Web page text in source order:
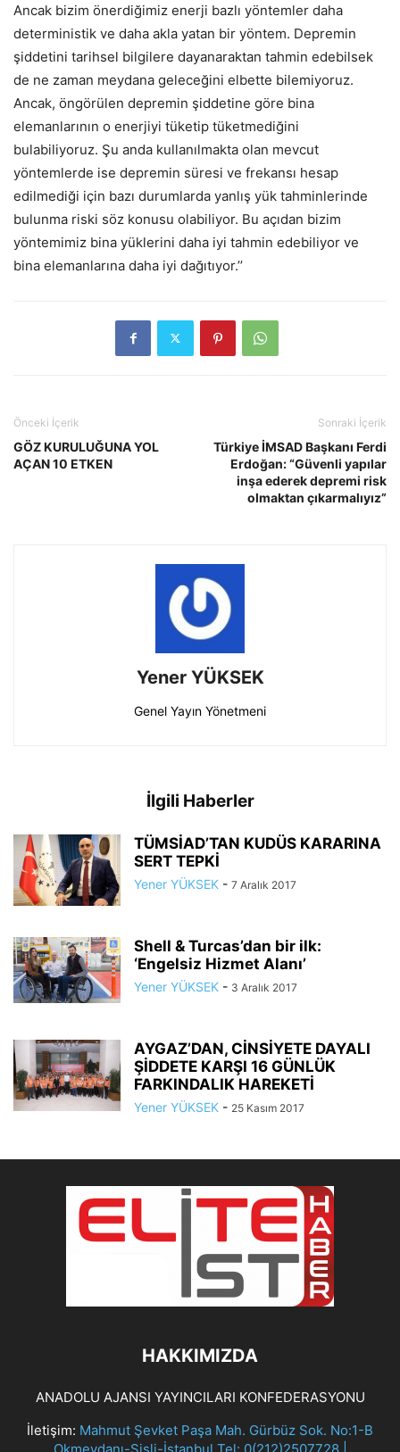
Ancak bizim önerdiğimiz enerji bazlı yöntemler daha
deterministik ve daha akla yatan bir yöntem. Depremin
şiddetini tarihsel bilgilere dayanaraktan tahmin edebilsek
de ne zaman meydana geleceğini elbette bilemiyoruz.
Ancak, öngörülen depremin şiddetine göre bina
elemanlarının o enerjiyi tüketip tüketmediğini
bulabiliyoruz. Şu anda kullanılmakta olan mevcut
yöntemlerde ise depremin süresi ve frekansı hesap
edilmediği için bazı durumlarda yanlış yük tahminlerinde
bulunma riski söz konusu olabiliyor. Bu açıdan bizim
yöntemimiz bina yüklerini daha iyi tahmin edebiliyor ve
bina elemanlarına daha iyi dağıtıyor.’’
Önceki İçerik
GÖZ KURULUĞUNA YOL
AÇAN 10 ETKEN
Sonraki İçerik
Türkiye İMSAD Başkanı Ferdi
Erdoğan: “Güvenli yapılar
inşa ederek depremi risk
olmaktan çıkarmalıyız”
Yener YÜKSEK
Genel Yayın Yönetmeni
İlgili Haberler
TÜMSİAD’TAN KUDÜS KARARINA
SERT TEPKİ
Yener YÜKSEK - 7 Aralık 2017
Shell & Turcas’dan bir ilk:
‘Engelsiz Hizmet Alanı’
Yener YÜKSEK - 3 Aralık 2017
AYGAZ’DAN, CİNSİYETE DAYALI
ŞİDDETE KARŞI 16 GÜNLÜK
FARKINDALIK HAREKETİ
Yener YÜKSEK - 25 Kasım 2017
HAKKIMIZDA
ANADOLU AJANSI YAYINCILARI KONFEDERASYONU
İletişim: Mahmut Şevket Paşa Mah. Gürbüz Sok. No:1-B